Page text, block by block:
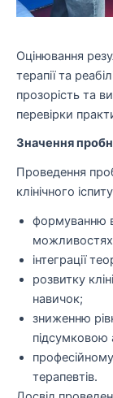
Оцінювання
терапії та
прозорість та
перевірки
Значення
Проведення
клінічного
формуванню
інтеграції
розвитку
навичок;
зниженню
підсумковою
терапевтів.